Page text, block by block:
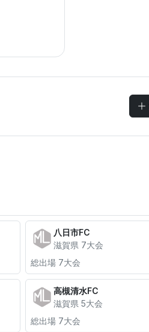
八日市FC
滋賀県 7大会
総出場 7大会
高槻清水FC
滋賀県 5大会
総出場 7大会